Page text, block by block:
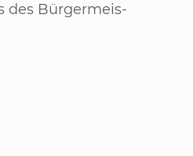
des Bür­ger­meis­